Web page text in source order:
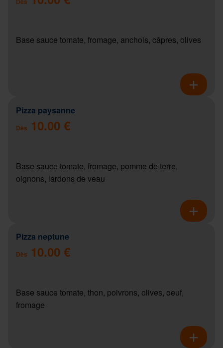
Base sauce tomate, fromage, anchois, câpres, olives
Pizza paysanne
Dès 10.00 €
Base sauce tomate, fromage, pomme de terre,
oignons, lardons de veau
Pizza neptune
Dès 10.00 €
Base sauce tomate, thon, poivrons, olives, oeuf,
fromage